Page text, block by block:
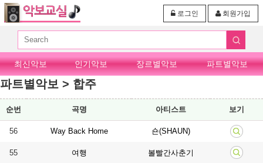
회원가입
로그인
최신악보 인기악보 장르별악보 파트별악보
파트별악보 > 합주
순번 곡명 아티스트 보기
56 Way Back Home 숀(SHAUN)
55 여행 볼빨간사춘기